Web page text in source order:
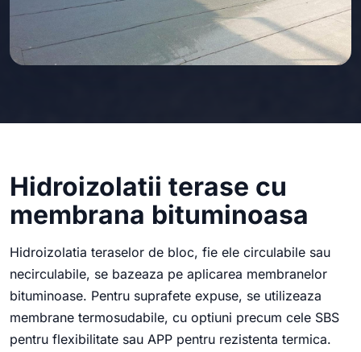
Hidroizolatii terase cu
membrana bituminoasa
Hidroizolatia teraselor de bloc, fie ele circulabile sau
necirculabile, se bazeaza pe aplicarea membranelor
bituminoase. Pentru suprafete expuse, se utilizeaza
membrane termosudabile, cu optiuni precum cele SBS
pentru flexibilitate sau APP pentru rezistenta termica.